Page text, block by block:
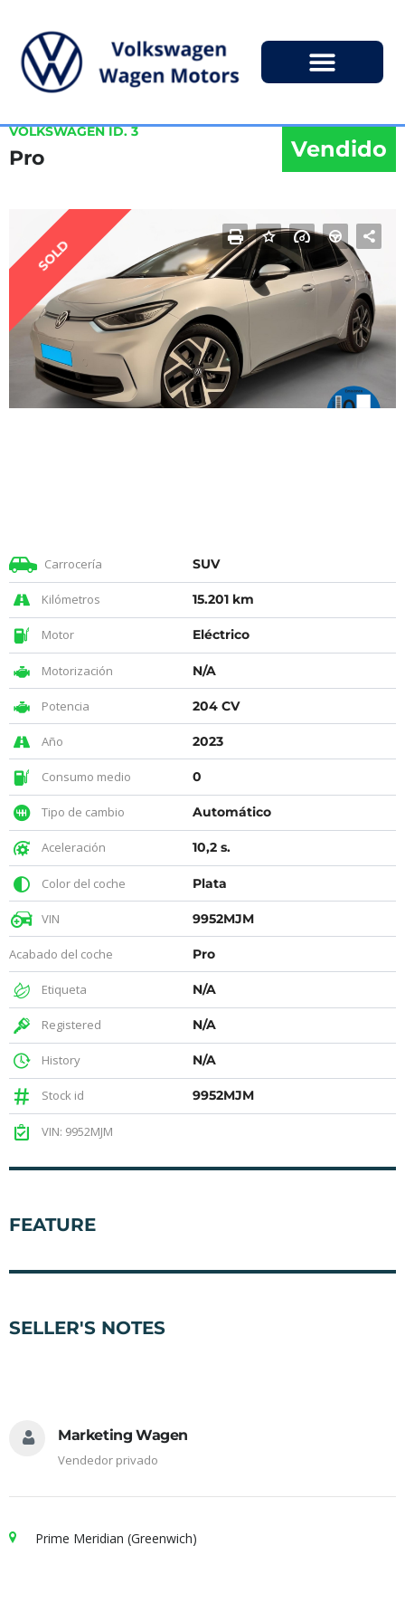
VOLKSWAGEN ID. 3
Pro Vendido
SOLD
Carrocería SUV
Kilómetros 15.201 km
Motor Eléctrico
Motorización N/A
Potencia 204 CV
Año 2023
Consumo medio 0
Tipo de cambio Automático
Aceleración 10,2 s.
Color del coche Plata
VIN 9952MJM
Acabado del coche Pro
Etiqueta N/A
Registered N/A
History N/A
Stock id 9952MJM
VIN: 9952MJM
FEATURE
SELLER'S NOTES
Marketing Wagen
Vendedor privado
Prime Meridian (Greenwich)